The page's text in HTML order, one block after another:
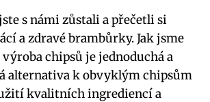
s námi zůstali a přečetli si
a zdravé brambůrky. Jak jsme
chipsů je jednoduchá a
alternativa k obvyklým chipsům
kvalitních ingrediencí a